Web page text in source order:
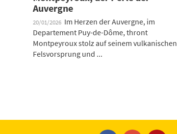
Auvergne
20/01/2026 Im Herzen der Auvergne, im
Departement Puy-de-Dôme, thront
Montpeyroux stolz auf seinem vulkanischen
Felsvorsprung und ...